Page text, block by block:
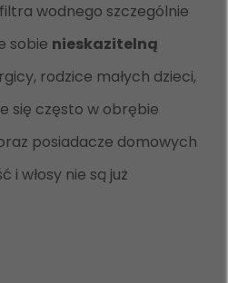
wodnego szczególnie
sobie nieskazitelną
rodzice małych dzieci,
się często w obrębie
posiadacze domowych
i włosy nie są już